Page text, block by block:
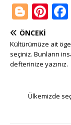
Bl
o
g
g
r
Pi
te
r
st
o
ÖNCEKI
Kültürümüze ait
seçiniz. Bunların
defterinize yazınız.
Ülkemizde